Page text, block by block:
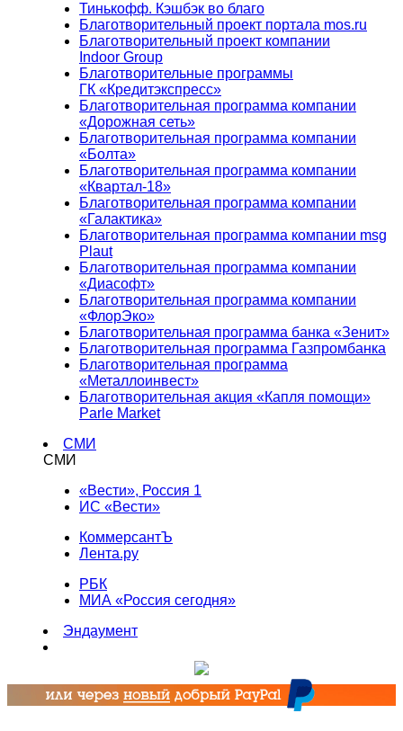
Тинькофф. Кэшбэк во благо
Благотворительный проект портала mos.ru
Благотворительный проект компании
Indoor Group
Благотворительные программы
ГК «Кредитэкспресс»
Благотворительная программа компании
«Дорожная сеть»
Благотворительная программа компании
«Болта»
Благотворительная программа компании
«Квартал-18»
Благотворительная программа компании
«Галактика»
Благотворительная программа компании msg
Plaut
Благотворительная программа компании
«Диасофт»
Благотворительная программа компании
«ФлорЭко»
Благотворительная программа банка «Зенит»
Благотворительная программа Газпромбанка
Благотворительная программа
«Металлоинвест»
Благотворительная акция «Капля помощи»
Parle Market
СМИ
СМИ
«Вести», Россия 1
ИС «Вести»
КоммерсантЪ
Лента.ру
РБК
МИА «Россия сегодня»
Эндаумент